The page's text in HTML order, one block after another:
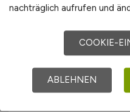
SAP
Order)(m/w/d)
Brückner Corporate
29.07.2026
nachträglich aufrufen und
COOKIE-
ABLEHNEN